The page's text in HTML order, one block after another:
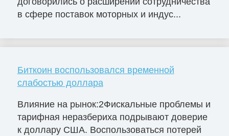
в сфере поставок моторных и индус...
Биткоин воспользовался временной
слабостью доллара
Влияние на рынок:2Фискальные проблемы и
тарифная неразбериха подрывают доверие
к доллару США. Воспользоваться потерей